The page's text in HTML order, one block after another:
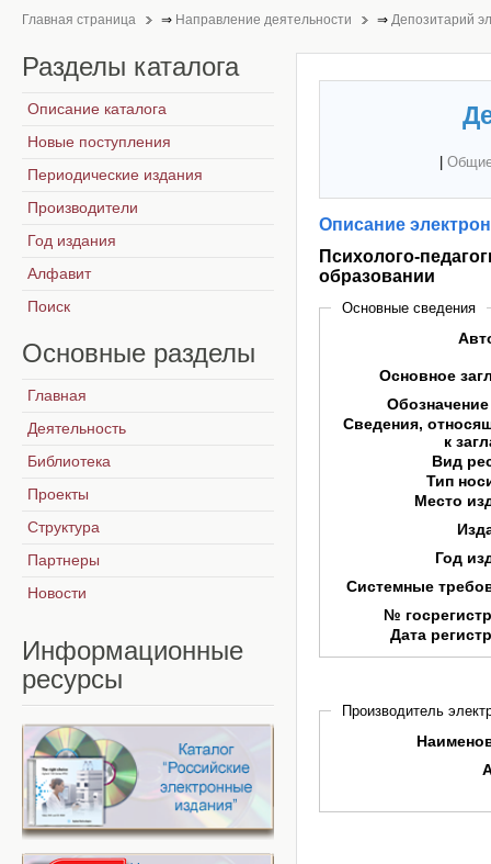
Главная страница ⇒ Направление деятельности ⇒ Депозитарий
Описание
Психолого-
образовании
Основные сведения
Основное
Сведения,
к
Вид
Тип
Место
Год
Системные
№
Дата
Производитель
Разделы каталога
Описание каталога
Новые поступления
Периодические издания
Производители
Год издания
Алфавит
Поиск
Основные разделы
Главная
Деятельность
Библиотека
Проекты
Структура
Партнеры
Новости
Информационные
ресурсы